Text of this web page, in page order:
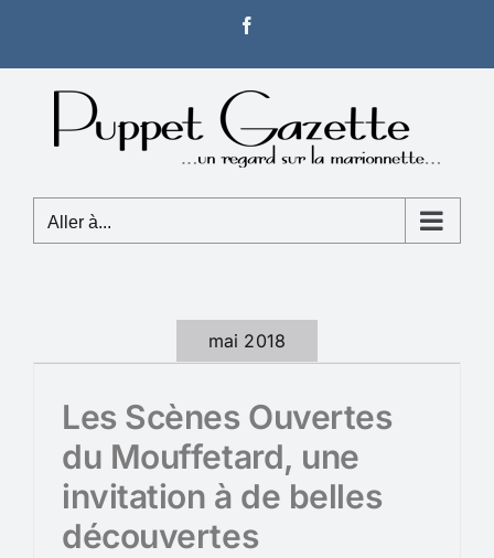
contenu
Aller à...
mai 2018
Les Scènes Ouvertes
du Mouffetard, une
invitation à de belles
découvertes